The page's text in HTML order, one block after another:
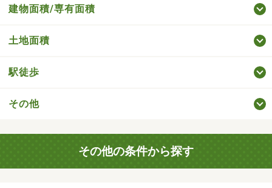
建物面積/専有面積
土地面積
駅徒歩
その他
その他の条件から探す